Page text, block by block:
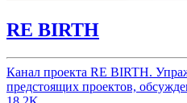
RE BIRTH
Канал проекта RE BIRTH.
предстоящих проектов,